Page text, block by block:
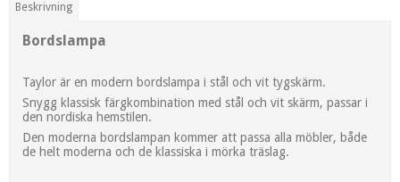
Beskrivning
Bordslampa
Taylor är en modern bordslampa i stål och vit tygskärm.
Snygg klassisk färgkombination med stål och vit skärm, passar i
den nordiska hemstilen.
Den moderna bordslampan kommer att passa alla möbler, både
de helt moderna och de klassiska i mörka träslag.